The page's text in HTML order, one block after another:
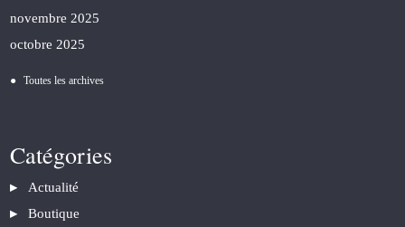
novembre 2025
octobre 2025
Toutes les archives
Catégories
Actualité
Boutique